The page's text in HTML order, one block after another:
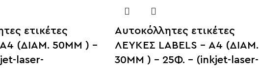
ετικέτες
(ΔΙΑΜ. 50MM ) –
laser-
Αυτοκόλλητες ετικέτες
ΛΕΥΚΕΣ LABELS – Α4 (ΔΙΑΜ.
30MM ) – 25Φ. – (inkjet-laser-